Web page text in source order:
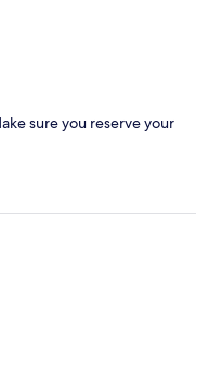
sure you reserve your